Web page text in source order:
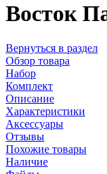
Восток
Вернуться в раздел
Обзор товара
Набор
Комплект
Описание
Характеристики
Аксессуары
Отзывы
Похожие товары
Наличие